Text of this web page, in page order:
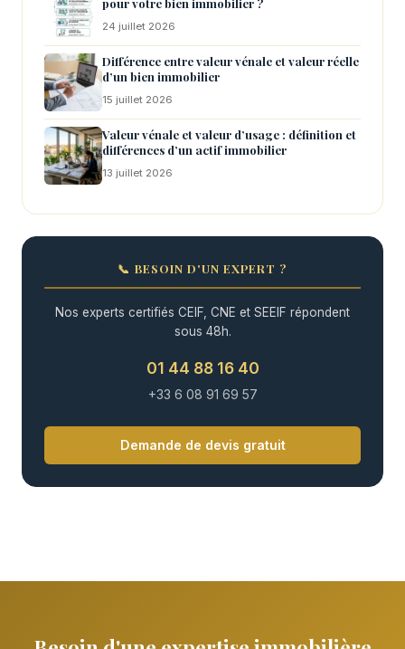
pour votre bien immobilier ?
24 juillet 2026
Différence entre valeur vénale et valeur réelle
d’un bien immobilier
15 juillet 2026
Valeur vénale et valeur d’usage : définition et
différences d’un actif immobilier
13 juillet 2026
📞 BESOIN D'UN EXPERT ?
Nos experts certifiés CEIF, CNE et SEEIF répondent
sous 48h.
01 44 88 16 40
+33 6 08 91 69 57
Demande de devis gratuit